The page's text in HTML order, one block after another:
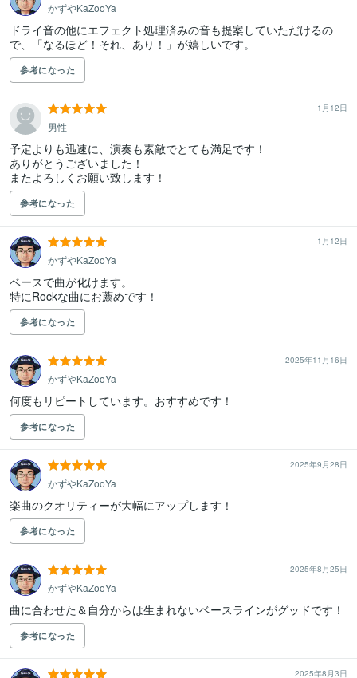
かずやKaZooYa
ドライ音の他にエフェクト処理済みの音も提案していただけるの
で、「なるほど！それ、あり！」が嬉しいです。
参考になった
1月12日
男性
予定よりも迅速に、演奏も素敵でとても満足です！
ありがとうございました！
またよろしくお願い致します！
参考になった
1月12日
かずやKaZooYa
ベースで曲が化けます。
特にRockな曲にお薦めです！
参考になった
2025年11月16日
かずやKaZooYa
何度もリピートしています。おすすめです！
参考になった
2025年9月28日
かずやKaZooYa
楽曲のクオリティーが大幅にアップします！
参考になった
2025年8月25日
かずやKaZooYa
曲に合わせた＆自分からは生まれないベースラインがグッドです！
参考になった
2025年8月3日